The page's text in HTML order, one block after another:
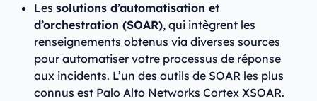
Les solutions d’automatisation et
d’orchestration (SOAR), qui intègrent les
renseignements obtenus via diverses sources
pour automatiser votre processus de réponse
aux incidents. L’un des outils de SOAR les plus
connus est Palo Alto Networks Cortex XSOAR.